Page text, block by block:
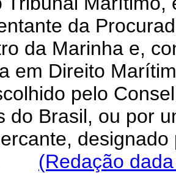
da
da Marinha e,
em Direito
pelo
do Brasil, ou por
(Redação